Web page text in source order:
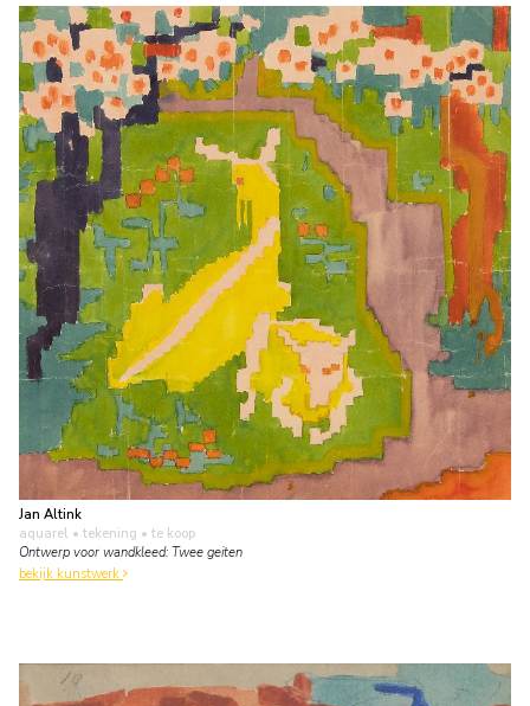
Jan Altink
aquarel • tekening • te koop
Ontwerp voor wandkleed: Twee geiten
bekijk kunstwerk